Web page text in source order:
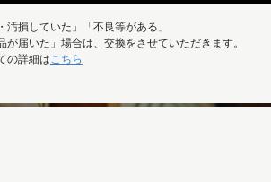
汚損していた」「不良等がある」
が届いた」場合は、交換をさせていただきます。
の詳細はこちら